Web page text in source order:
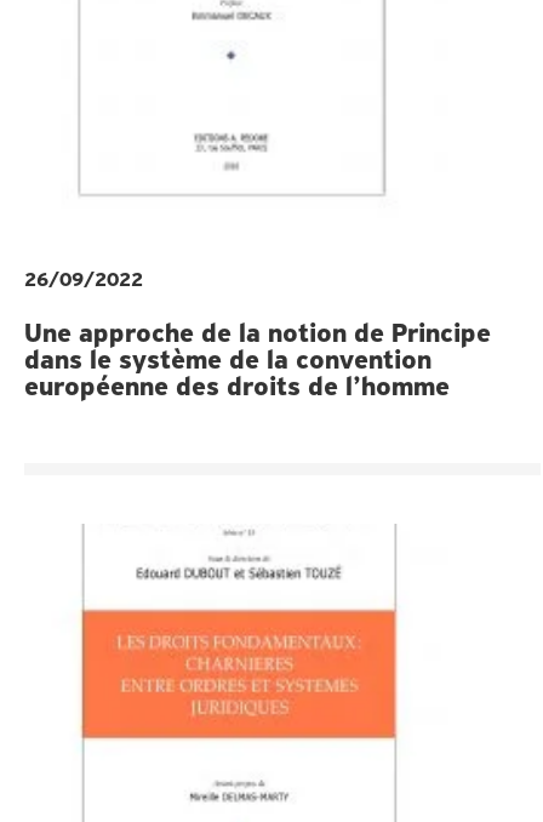
26/09/2022
Une approche de la notion de Principe
dans le système de la convention
européenne des droits de l’homme